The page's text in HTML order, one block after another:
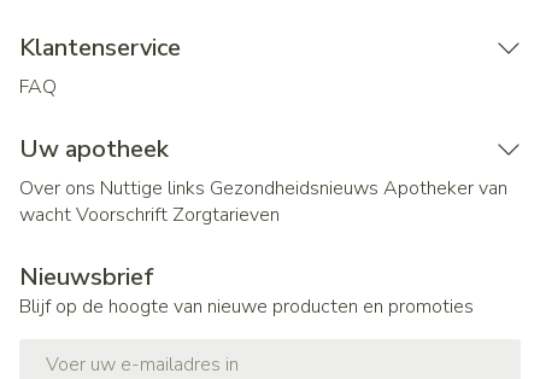
Klantenservice
FAQ
Uw apotheek
Over ons Nuttige links Gezondheidsnieuws Apotheker van
wachtVoorschrift Zorgtarieven
Nieuwsbrief
Blijf op de hoogte van nieuwe producten en promoties